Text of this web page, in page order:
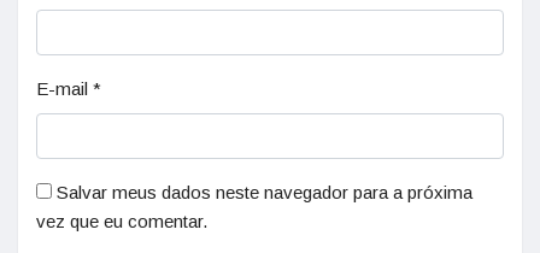
E-mail *
Salvar meus dados neste navegador para a próxima
vez que eu comentar.